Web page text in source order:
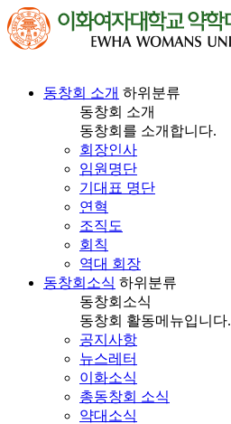
동창회 소개 하위분류
동창회 소개
동창회를 소개합니다.
회장인사
임원명단
기대표 명단
연혁
조직도
회칙
역대 회장
동창회소식 하위분류
동창회소식
동창회 활동메뉴입니다.
공지사항
뉴스레터
이화소식
총동창회 소식
약대소식